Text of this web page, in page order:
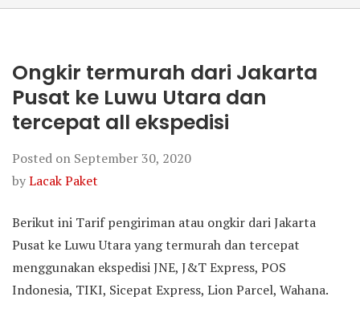
Ongkir termurah dari Jakarta
Pusat ke Luwu Utara dan
tercepat all ekspedisi
Posted on September 30, 2020
byLacak Paket
Berikut ini Tarif pengiriman atau ongkir dari Jakarta
Pusat ke Luwu Utara yang termurah dan tercepat
menggunakan ekspedisi JNE, J&T Express, POS
Indonesia, TIKI, Sicepat Express, Lion Parcel, Wahana.